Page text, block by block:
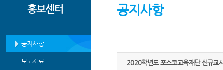
홍보센터
공지사항
보도자료
공지사항
2020학년도 포스코교육재단 신규교